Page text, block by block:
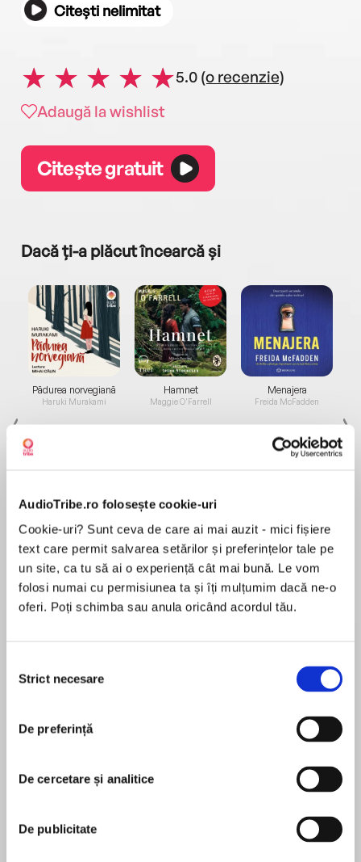
AudioTribe.ro folosește cookie-uri
Cookie-uri? Sunt ceva de care ai mai auzit - mici fișiere
text care permit salvarea setărilor și preferințelor tale pe
un site, ca tu să ai o experiență cât mai bună. Le vom
folosi numai cu permisiunea ta și îți mulțumim dacă ne-o
oferi. Poți schimba sau anula oricând acordul tău.
consimțământului
Strict necesare
De preferință
De cercetare și analitice
De publicitate
Citești nelimitat
5.0 (o recenzie)
Adaugă la wishlist
Citește gratuit
Dacă ți-a plăcut încearcă și
Pădurea norvegiană
Haruki Murakami
Elita de Argint (Elita
de...
Dani Francis
Hamnet
Maggie O'Farrell
Diavolul se îmbracă de
la...
Lauren Weisberger
Menajera
Freida McFadden
Migdală
Sohn Won-pyung
Protagonistul romanului Eurotrash merge de
urgență la Zürich chemat de mama bolnavă,
Luptând cu trecutul întunecat, căci bunicul său
locotenent SS, încercând să protejeze echilibrul
precar al legăturii emoționale cu mama
prea mare tragere de inimă, într-o excursie prin
Elveția. Călătorind cu un taxi, cei doi încearcă
În acest moment nu există recenzii